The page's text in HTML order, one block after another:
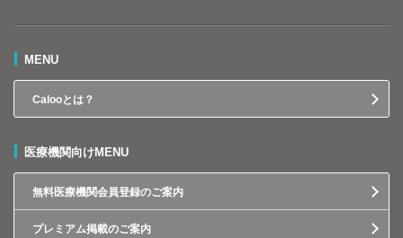
MENU
Calooとは？
医療機関向けMENU
無料医療機関会員登録のご案内
プレミアム掲載のご案内